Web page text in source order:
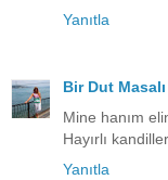
Yanıtla
Bir Dut
Mine hanım
Hayırlı
Yanıtla